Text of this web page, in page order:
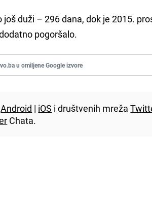
duži – 296 dana, dok je 2015.
pogoršalo.
u omiljene Google izvore
Android | iOS i društvenih mreža
Chata.